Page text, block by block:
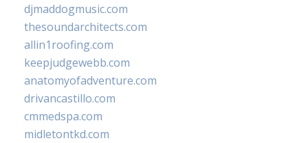
djmaddogmusic.com
thesoundarchitects.com
allin1roofing.com
keepjudgewebb.com
anatomyofadventure.com
drivancastillo.com
cmmedspa.com
midletontkd.com